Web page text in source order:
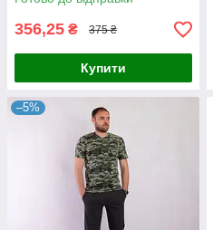
356,25 ₴ 375 ₴
Купити
–5%